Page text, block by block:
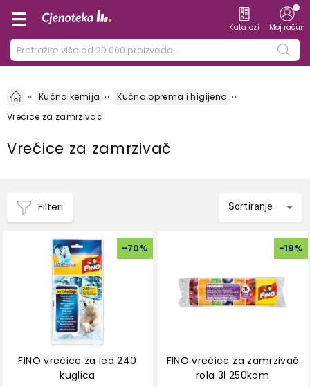
Katalozi Moj račun
Kućna kemija
Kućna oprema i higijena
Vrećice za zamrzivač
Vrećice za zamrzivač
Filteri Sortiranje
-70%
FINO vrećice za led 240
kuglica
-19%
FINO vrećice za zamrzivač
rola 3l 250kom